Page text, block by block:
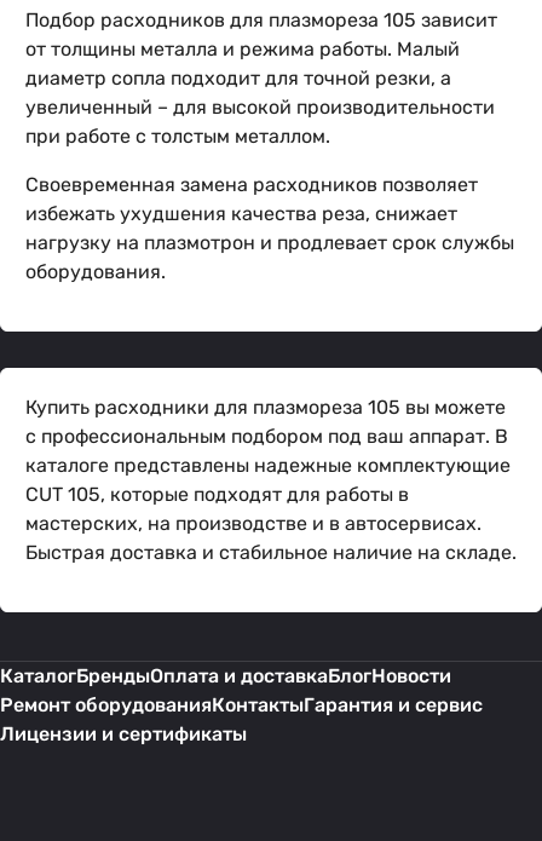
Подбор расходников для плазмореза 105 зависит
от толщины металла и режима работы. Малый
диаметр сопла подходит для точной резки, а
увеличенный – для высокой производительности
при работе с толстым металлом.
Своевременная замена расходников позволяет
избежать ухудшения качества реза, снижает
нагрузку на плазмотрон и продлевает срок службы
оборудования.
Купить расходники для плазмореза 105 вы можете
с профессиональным подбором под ваш аппарат. В
каталоге представлены надежные комплектующие
CUT 105, которые подходят для работы в
мастерских, на производстве и в автосервисах.
Быстрая доставка и стабильное наличие на складе.
КаталогБрендыОплата и доставкаБлогНовости
Ремонт оборудованияКонтактыГарантия и сервис
Лицензии и сертификаты